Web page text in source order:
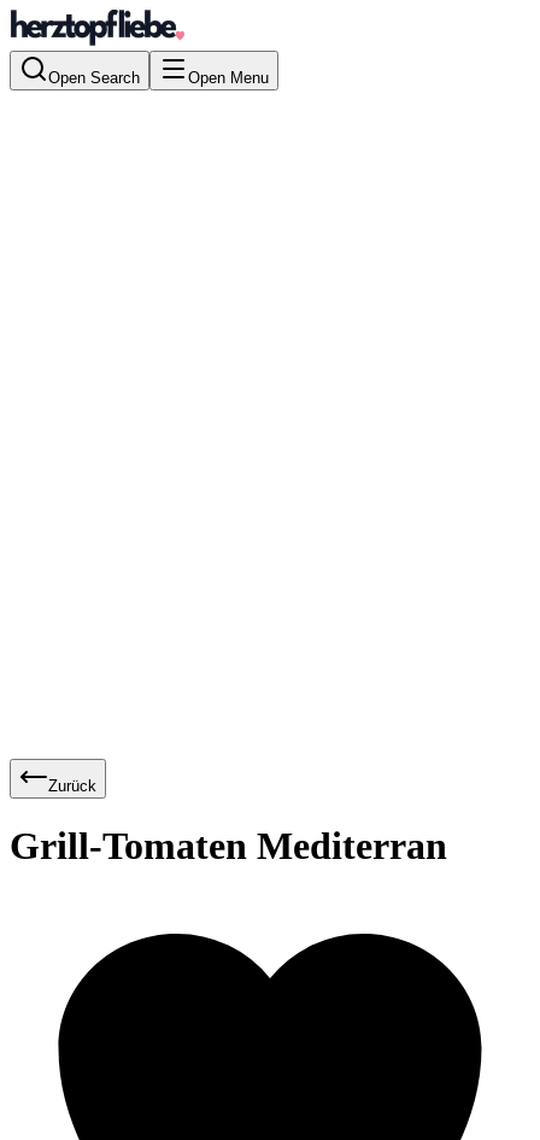
Open Search Open Menu
Zurück
Grill-Tomaten Mediterran